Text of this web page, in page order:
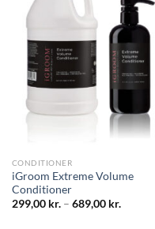
CONDITIONER
iGroom Extreme Volume
Conditioner
299,00 kr.– 689,00 kr.